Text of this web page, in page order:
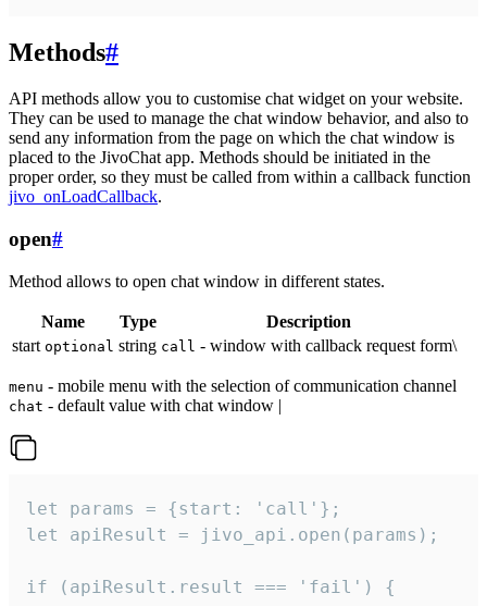
Methods#
API methods allow you to customise chat widget on your website.
They can be used to manage the chat window behavior, and also to
send any information from the page on which the chat window is
placed to the JivoChat app. Methods should be initiated in the
proper order, so they must be called from within a callback function
jivo_onLoadCallback.
open#
Method allows to open chat window in different states.
Name Type
Description
start optional string call - window with callback request form\
menu - mobile menu with the selection of communication channel
chat - default value with chat window |
let params = {start: 'call'};
let apiResult = jivo_api.open(params);
if (apiResult.result === 'fail') {